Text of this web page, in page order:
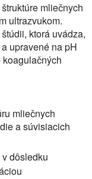
mliečnych
ultrazvukom.
ktorá uvádza,
upravené na pH
mliečnych
a súvisiacich
dôsledku